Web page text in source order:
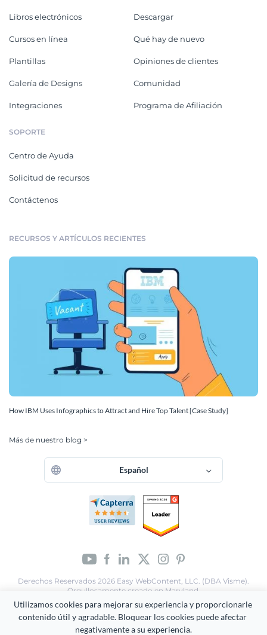
Utilizamos cookies para mejorar su experiencia y proporcionarle
contenido útil y agradable. Bloquear los cookies puede afectar
negativamente a su experiencia.
Libros electrónicos
Cursos en línea
Plantillas
Galería de Designs
Integraciones
Descargar
Qué hay de nuevo
Opiniones de clientes
Comunidad
Programa de Afiliación
SOPORTE
Centro de Ayuda
Solicitud de recursos
Contáctenos
RECURSOS Y ARTÍCULOS RECIENTES
How IBM Uses Infographics to Attract and Hire Top Talent [Case Study]
Más de nuestro blog >
Español
Derechos Reservados 2026 Easy WebContent, LLC. (DBA Visme).
Orgullosamente creado en Maryland.
Términos de servicio Política de privacidad Mapa del Sitio